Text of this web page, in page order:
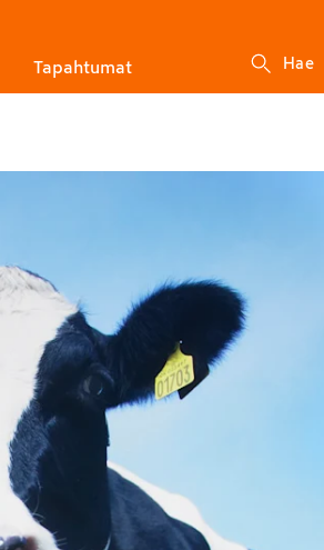
Tapahtumat Hae